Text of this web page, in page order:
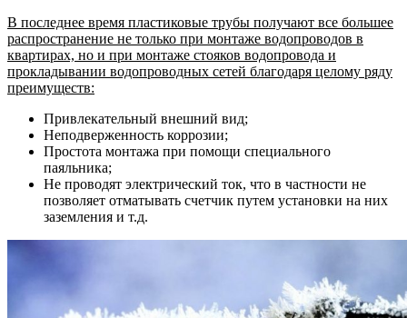
В последнее время пластиковые трубы получают все большее
распространение не только при монтаже водопроводов в
квартирах, но и при монтаже стояков водопровода и
прокладывании водопроводных сетей благодаря целому ряду
преимуществ:
Привлекательный внешний вид;
Неподверженность коррозии;
Простота монтажа при помощи специального
паяльника;
Не проводят электрический ток, что в частности не
позволяет отматывать счетчик путем установки на них
заземления и т.д.